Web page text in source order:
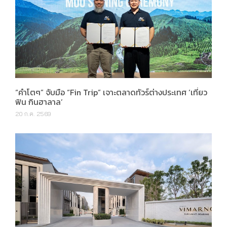
“คำโตๆ” จับมือ “Fin Trip” เจาะตลาดทัวร์ต่างประเทศ ‘เที่ยว
ฟิน กินฮาลาล’
20 ก.ค. 2569